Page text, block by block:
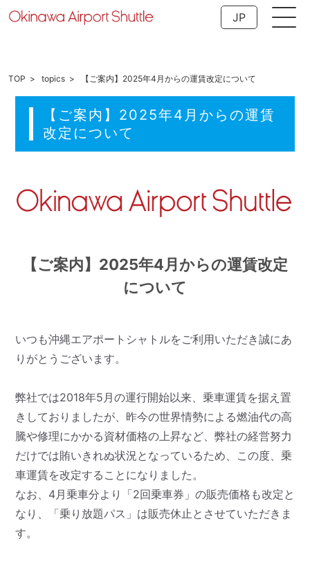
JP
TOP topics 【ご案内】2025年4月からの運賃改定について
【ご案内】2025年4月からの運賃
改定について
【ご案内】2025年4月からの運賃改定
について
いつも沖縄エアポートシャトルをご利用いただき誠にあ
りがとうございます。
弊社では2018年5月の運行開始以来、乗車運賃を据え置
きしておりましたが、昨今の世界情勢による燃油代の高
騰や修理にかかる資材価格の上昇など、弊社の経営努力
だけでは賄いきれぬ状況となっているため、この度、乗
車運賃を改定することになりました。
なお、4月乗車分より「2回乗車券」の販売価格も改定と
なり、「乗り放題パス」は販売休止とさせていただきま
す。